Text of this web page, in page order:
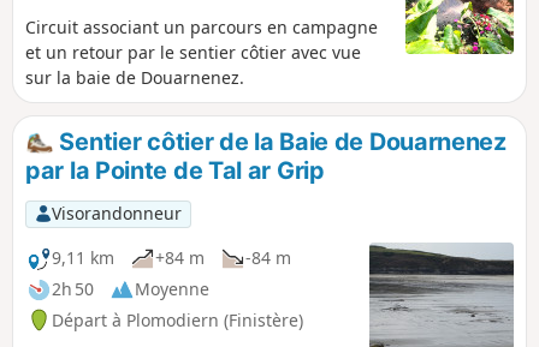
Circuit associant un parcours en campagne
et un retour par le sentier côtier avec vue
sur la baie de Douarnenez.
Sentier côtier de la Baie de Douarnenez
par la Pointe de Tal ar Grip
Visorandonneur
9,11 km
+84 m
-84 m
2h 50
Moyenne
Départ à Plomodiern (Finistère)